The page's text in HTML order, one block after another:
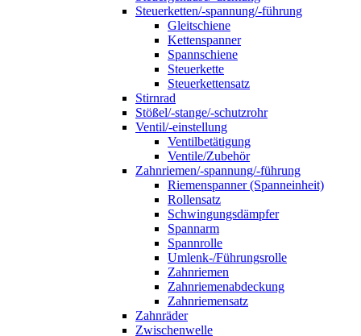
Steuerketten/-spannung/-führung
Gleitschiene
Kettenspanner
Spannschiene
Steuerkette
Steuerkettensatz
Stirnrad
Stößel/-stange/-schutzrohr
Ventil/-einstellung
Ventilbetätigung
Ventile/Zubehör
Zahnriemen/-spannung/-führung
Riemenspanner (Spanneinheit)
Rollensatz
Schwingungsdämpfer
Spannarm
Spannrolle
Umlenk-/Führungsrolle
Zahnriemen
Zahnriemenabdeckung
Zahnriemensatz
Zahnräder
Zwischenwelle